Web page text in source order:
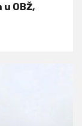
OBŽ,